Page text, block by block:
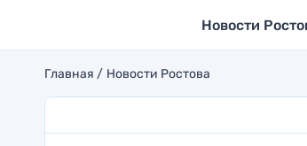
Новости
Главная Новости Ростова